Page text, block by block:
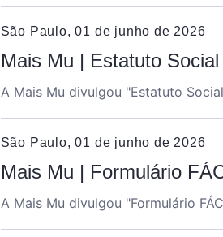
São Paulo, 01 de junho de 2026
Mais Mu | Estatuto
A Mais Mu divulgou "Estatuto
São Paulo, 01 de junho de 2026
Mais Mu | Formulário
A Mais Mu divulgou "Formulário